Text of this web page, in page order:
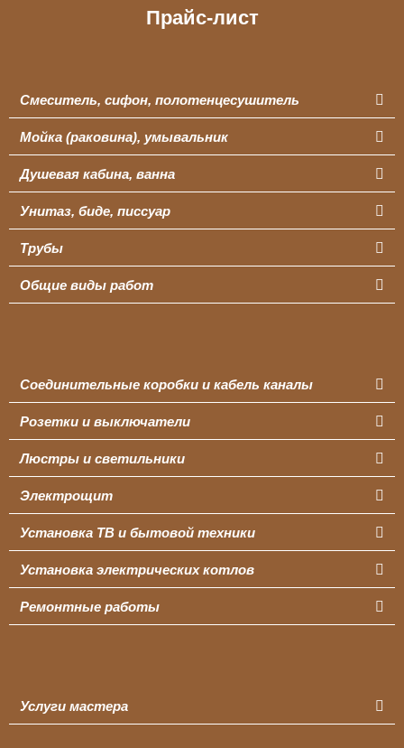
Прайс-лист
Смеситель, сифон, полотенцесушитель
Мойка (раковина), умывальник
Душевая кабина, ванна
Унитаз, биде, писсуар
Трубы
Общие виды работ
Соединительные коробки и кабель каналы
Розетки и выключатели
Люстры и светильники
Электрощит
Установка ТВ и бытовой техники
Установка электрических котлов
Ремонтные работы
Услуги мастера